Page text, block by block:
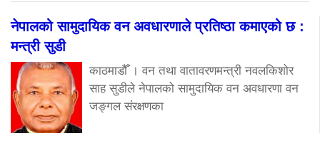
नेपालको सामुदायिक वन अवधारणाले प्रतिष्ठा कमाएको छ :
मन्त्री सुडी
काठमाडौँ । वन तथा वातावरणमन्त्री नवलकिशोर
साह सुडीले नेपालको सामुदायिक वन अवधारणा वन
जङ्गल संरक्षणका